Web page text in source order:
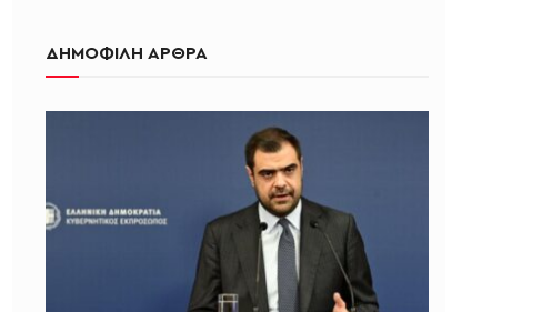
ΔΗΜΟΦΙΛΗ ΑΡΘΡΑ